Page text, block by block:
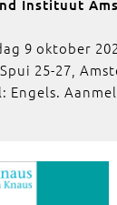
Instituut
9 oktober
25-27,
Engels.